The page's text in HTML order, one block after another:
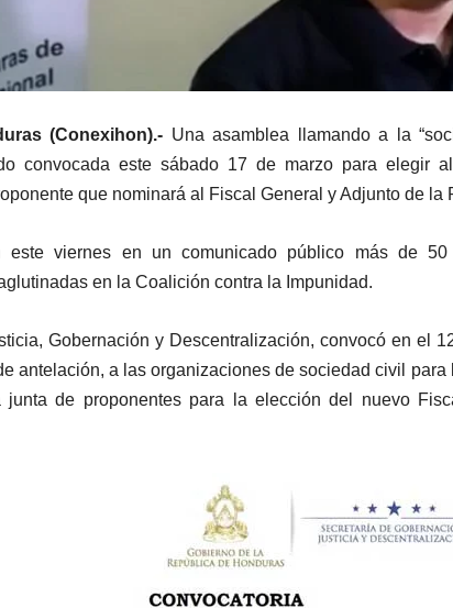
(Conexihon).- Una asamblea llamando a la
convocada este sábado 17 de marzo para elegir
que nominará al Fiscal General y Adjunto de la
este viernes en un comunicado público más de 50
en la Coalición contra la Impunidad.
Gobernación y Descentralización, convocó en el
antelación, a las organizaciones de sociedad civil para
junta de proponentes para la elección del nuevo